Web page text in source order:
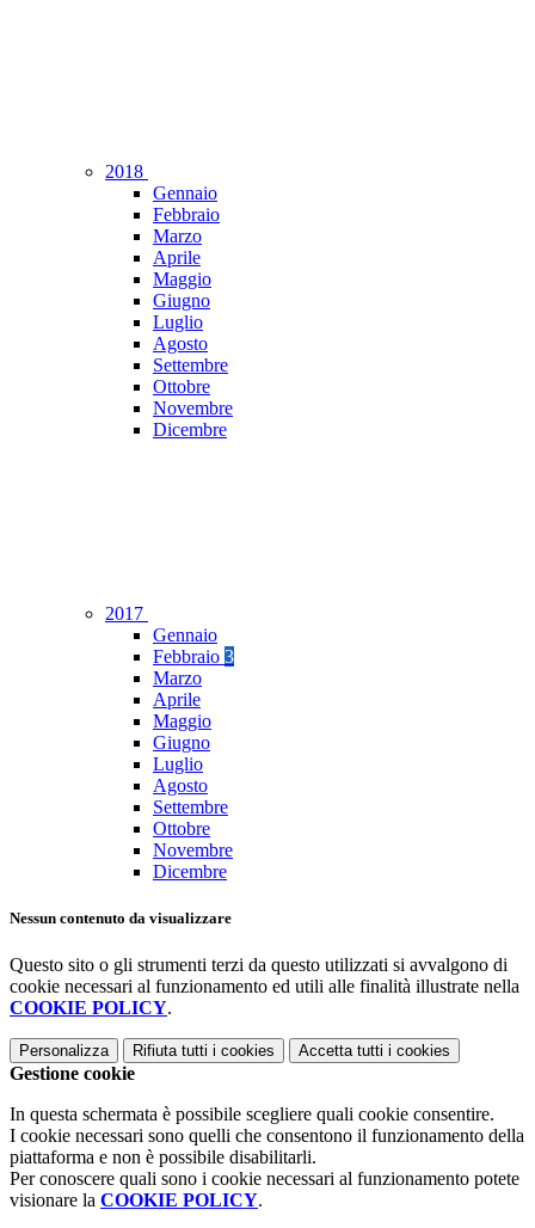
2018
Gennaio
Febbraio
Marzo
Aprile
Maggio
Giugno
Luglio
Agosto
Settembre
Ottobre
Novembre
Dicembre
2017
Gennaio
Febbraio 3
Marzo
Aprile
Maggio
Giugno
Luglio
Agosto
Settembre
Ottobre
Novembre
Dicembre
Nessun contenuto da visualizzare
Questo sito o gli strumenti terzi da questo utilizzati si avvalgono di
cookie necessari al funzionamento ed utili alle finalità illustrate nella
COOKIE POLICY.
Personalizza Rifiuta tutti i cookies Accetta tutti i cookies
Gestione cookie
In questa schermata è possibile scegliere quali cookie consentire.
I cookie necessari sono quelli che consentono il funzionamento della
piattaforma e non è possibile disabilitarli.
Per conoscere quali sono i cookie necessari al funzionamento potete
visionare la COOKIE POLICY.